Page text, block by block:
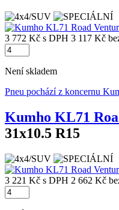
3 772 Kč s DPH 3 117 Kč
Není skladem
Pneu pochází z koncernu
Kumho KL71
31x10.5 R15
3 221 Kč s DPH 2 662 Kč